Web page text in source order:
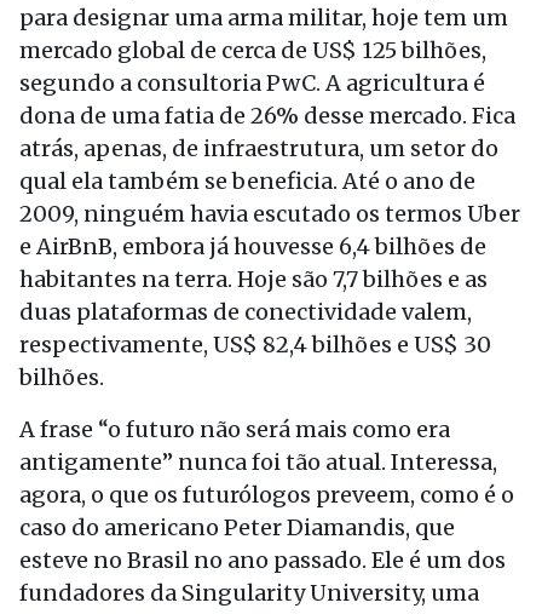
para designar uma arma militar, hoje tem um
mercado global de cerca de US$ 125 bilhões,
segundo a consultoria PwC. A agricultura é
dona de uma fatia de 26% desse mercado. Fica
atrás, apenas, de infraestrutura, um setor do
qual ela também se beneficia. Até o ano de
2009, ninguém havia escutado os termos Uber
e AirBnB, embora já houvesse 6,4 bilhões de
habitantes na terra. Hoje são 7,7 bilhões e as
duas plataformas de conectividade valem,
respectivamente, US$ 82,4 bilhões e US$ 30
bilhões.
A frase “o futuro não será mais como era
antigamente” nunca foi tão atual. Interessa,
agora, o que os futurólogos preveem, como é o
caso do americano Peter Diamandis, que
esteve no Brasil no ano passado. Ele é um dos
fundadores da Singularity University, uma